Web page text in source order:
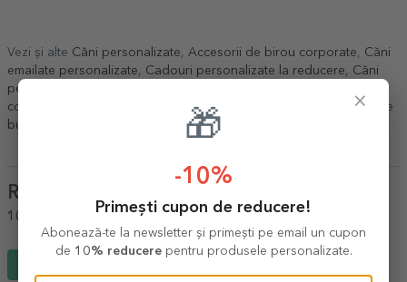
Vezi și alte Căni personalizate, Accesorii de birou corporate, Căni
emailate personalizate, Cadouri personalizate la reducere, Căni
personalizate corporate
corporate
Cadouri personalizate corporate de
bun venit
Toate cănile personalizate
Review-uri
100%
ar recomanda unui prieten
×
🎁
-10%
Primești cupon de reducere!
Abonează-te la newsletter și primești pe email un cupon
de 10% reducerepentru produsele personalizate.